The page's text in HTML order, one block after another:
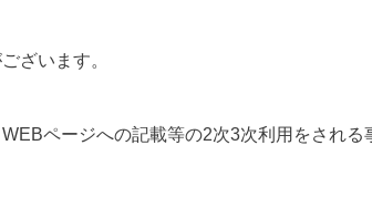
ざいます。
ページへの記載等の2次3次利用をされる